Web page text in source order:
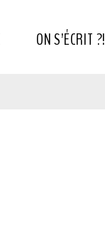
ON S’ÉCRIT ?!